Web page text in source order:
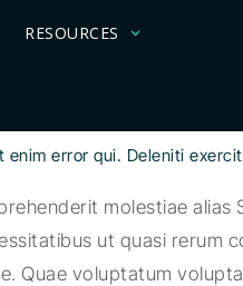
RESOURCES
error qui. Deleniti
molestiae
ut quasi
Quae voluptatum